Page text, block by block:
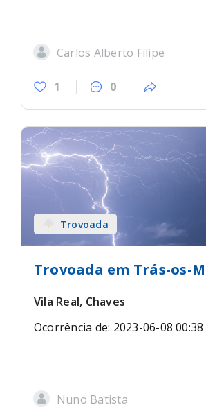
Carlos Alberto Filipe
1 0
Trovoada
Trovoada em Trás-os-
Vila Real, Chaves
Ocorrência de: 2023-06-08 00:38
Nuno Batista